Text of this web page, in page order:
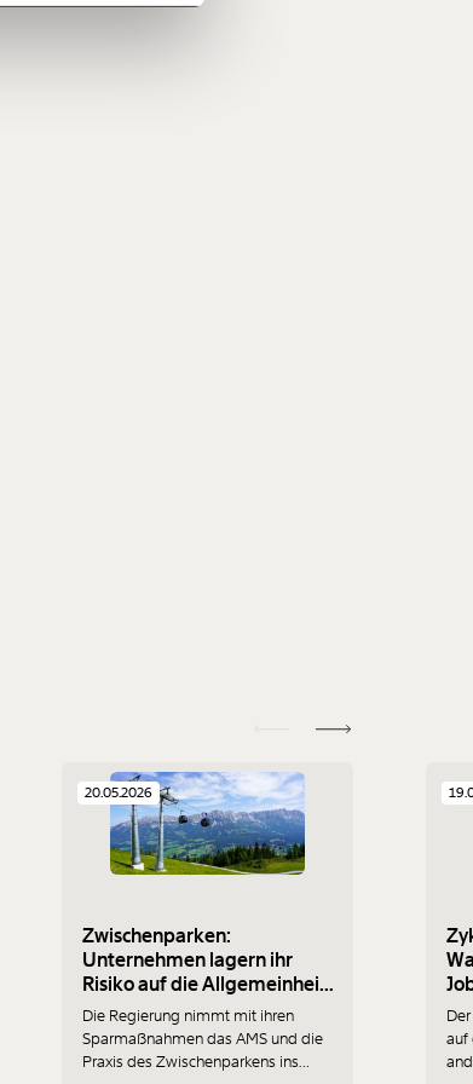
1/3
20.05.2026
Zwischenparken:
Unternehmen lagern ihr
Risiko auf die Allgemeinheit
aus
Die Regierung nimmt mit ihren
Sparmaßnahmen das AMS und die
Praxis des Zwischenparkens ins
auf